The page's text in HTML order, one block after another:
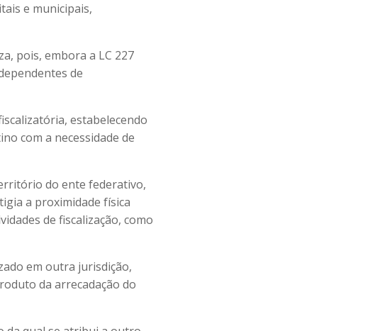
e municipais,
pois, embora a LC 227
de
estabelecendo
com a necessidade de
do ente federativo,
a proximidade física
de fiscalização, como
em outra jurisdição,
da arrecadação do